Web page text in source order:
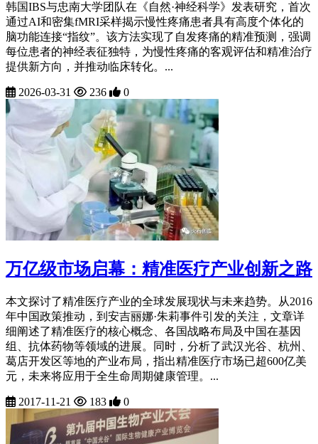
韩国IBS与忠南大学团队在《自然·神经科学》发表研究，首次
通过AI和密集fMRI采样揭示慢性疼痛患者具有高度个体化的
脑功能连接“指纹”。该方法实现了自发疼痛的精准预测，强调
每位患者的神经表征独特，为慢性疼痛的客观评估和精准治疗
提供新方向，并推动临床转化。...
2026-03-31 236 0
万亿级市场启幕：精准医疗产业创新之路
本文探讨了精准医疗产业的全球发展现状与未来趋势。从2016
年中国政策推动，到安吉丽娜·朱莉事件引发的关注，文章详
细阐述了精准医疗的核心概念、各国战略布局及中国在基因
组、抗体药物等领域的进展。同时，分析了武汉光谷、杭州、
葛店开发区等地的产业布局，指出精准医疗市场已超600亿美
元，未来将应用于全生命周期健康管理。...
2017-11-21 183 0